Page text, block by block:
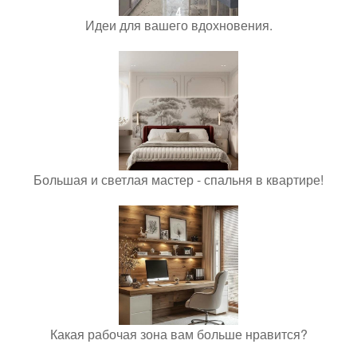
Идеи для вашего вдохновения.
Большая и светлая мастер - спальня в квартире!
Какая рабочая зона вам больше нравится?